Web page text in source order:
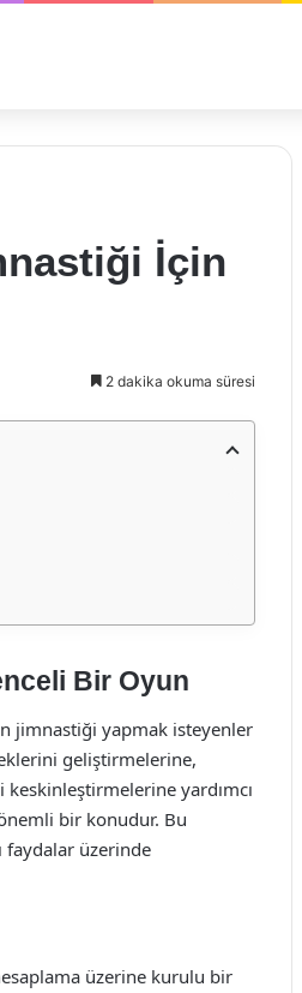
İçin
2 dakika okuma süresi
Bir Oyun
jimnastiği yapmak isteyenler
geliştirmelerine,
yardımcı
bir konudur. Bu
faydalar üzerinde
üzerine kurulu bir